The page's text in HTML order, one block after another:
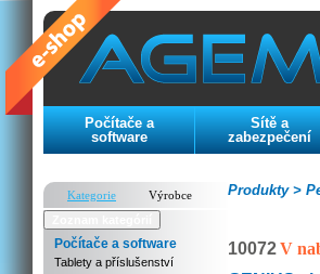
Počítače a
software
Sítě a
zabezpečení
Kategorie
Výrobce
Počítače a software
Tablety a příslušenství
Produkty >
10072V